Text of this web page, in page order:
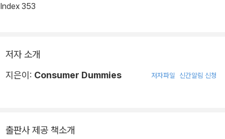
Index 353
저자 소개
지은이: Consumer Dummies 저자파일 신간알림 신청
출판사 제공 책소개